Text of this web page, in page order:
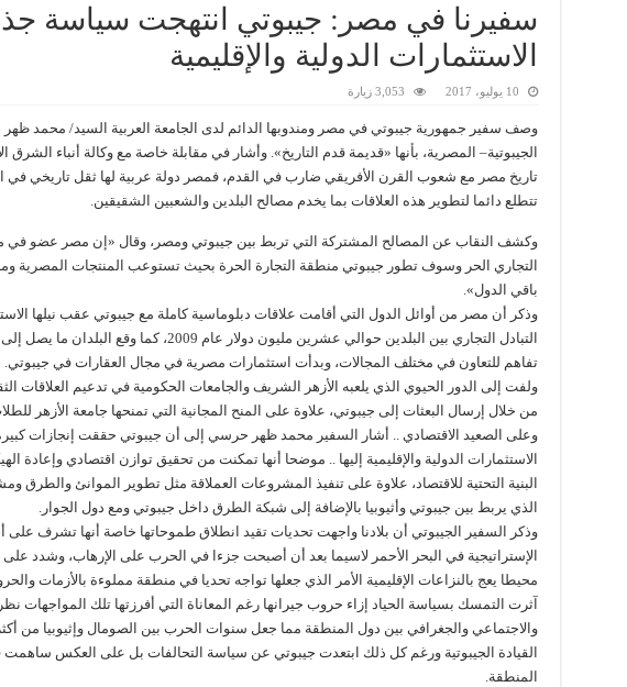
سفيرنا في مصر: جيبوتي انتهجت سياسة
الاستثمارات الدولية والإقليمية
10 يوليو، 2017 3,053 زيارة
وصف سفير جمهورية جيبوتي في مصر ومندوبها الدائم لدى الجامعة العربية السيد/ محمد
الجيبوتية– المصرية، بأنها «قديمة قدم التاريخ». وأشار في مقابلة خاصة مع وكالة أنباء
تاريخ مصر مع شعوب القرن الأفريقي ضارب في القدم، فمصر دولة عربية لها ثقل تاريخي في
تتطلع دائما لتطوير هذه العلاقات بما يخدم مصالح البلدين والشعبين الشقيقين.
وكشف النقاب عن المصالح المشتركة التي تربط بين جيبوتي ومصر، وقال «إن مصر عضو في
التجاري الحر وسوف تطور جيبوتي منطقة التجارة الحرة بحيث تستوعب المنتجات المصرية
باقي الدول».
تفاهم للتعاون في مختلف المجالات، وبدأت استثمارات مصرية في مجال العقارات في جيبوتي.
ولفت إلى الدور الحيوي الذي يلعبه الأزهر الشريف والجامعات الحكومية في تدعيم العلاقات
من خلال إرسال البعثات إلى جيبوتي، علاوة على المنح المجانية التي تمنحها جامعة الأزهر
وعلى الصعيد الاقتصادي .. أشار السفير محمد ظهر حرسي إلى أن جيبوتي حققت إنجازات
الاستثمارات الدولية والإقليمية إليها .. موضحا أنها تمكنت من تحقيق توازن اقتصادي وإعادة
البنية التحتية للاقتصاد، علاوة على تنفيذ المشروعات العملاقة مثل تطوير الموانئ والطرق
الذي يربط بين جيبوتي وأثيوبيا بالإضافة إلى شبكة الطرق داخل جيبوتي ومع دول الجوار.
وذكر السفير الجيبوتي أن بلادنا واجهت تحديات تقيد انطلاق طموحاتها خاصة أنها تشرف على
الإستراتيجية في البحر الأحمر لاسيما بعد أن أصبحت جزءا في الحرب على الإرهاب، وشدد
محيطا يعج بالنزاعات الإقليمية الأمر الذي جعلها تواجه تحديا في منطقة مملوءة بالأزمات
آثرت التمسك بسياسة الحياد إزاء حروب جيرانها رغم المعاناة التي أفرزتها تلك المواجهات
والاجتماعي والجغرافي بين دول المنطقة مما جعل سنوات الحرب بين الصومال وإثيوبيا من
القيادة الجيبوتية ورغم كل ذلك ابتعدت جيبوتي عن سياسة التحالفات بل على العكس
المنطقة.